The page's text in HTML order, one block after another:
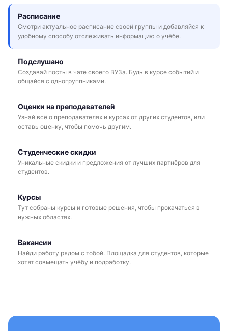
Расписание
Смотри актуальное расписание своей группы и добавляйся к
удобному способу отслеживать информацию о учёбе.
Подслушано
Создавай посты в чате своего ВУЗа. Будь в курсе событий и
общайся с одногруппниками.
Оценки на преподавателей
Узнай всё о преподавателях и курсах от других студентов, или
оставь оценку, чтобы помочь другим.
Студенческие скидки
Уникальные скидки и предложения от лучших партнёров для
студентов.
Курсы
Тут собраны курсы и готовые решения, чтобы прокачаться в
нужных областях.
Вакансии
Найди работу рядом с тобой. Площадка для студентов, которые
хотят совмещать учёбу и подработку.